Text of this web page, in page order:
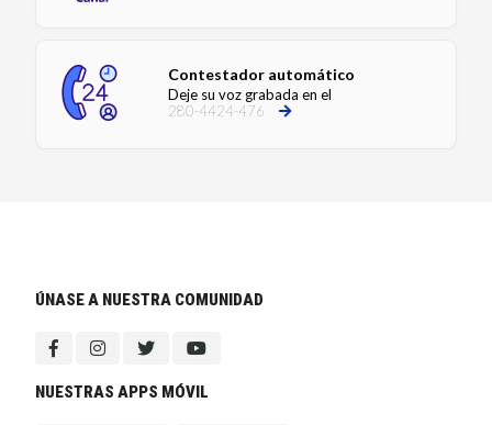
Contestador automático
Deje su voz grabada en el
280-4424-476
ÚNASE A NUESTRA COMUNIDAD
NUESTRAS APPS MÓVIL